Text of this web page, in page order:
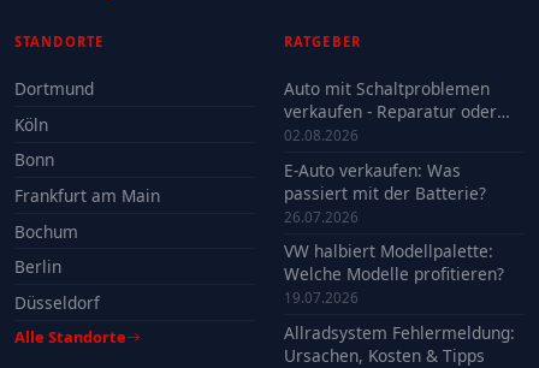
STANDORTE
Dortmund
Köln
Bonn
Frankfurt am Main
Bochum
Berlin
Düsseldorf
Alle Standorte
RATGEBER
Auto mit Schaltproblemen
verkaufen - Reparatur oder
Verkauf?
02.08.2026
E-Auto verkaufen: Was
passiert mit der Batterie?
26.07.2026
VW halbiert Modellpalette:
Welche Modelle profitieren?
19.07.2026
Allradsystem Fehlermeldung:
Ursachen, Kosten & Tipps